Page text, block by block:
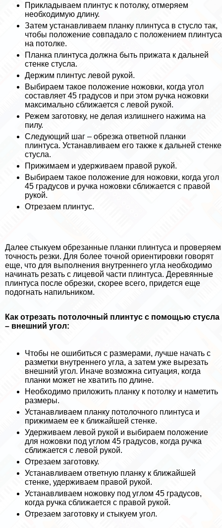
Прикладываем плинтус к потолку, отмеряем
необходимую длину.
Затем устанавливаем планку плинтуса в стусло так,
чтобы положение совпадало с положением плинтуса
на потолке.
Планка плинтуса должна быть прижата к дальней
стенке стусла.
Держим плинтус левой рукой.
Выбираем такое положение ножовки, когда угол
составляет 45 градусов и при этом ручка ножовки
максимально сближается с левой рукой.
Режем заготовку, не делая излишнего нажима на
пилу.
Следующий шаг – обрезка ответной планки
плинтуса. Устанавливаем его также к дальней стенке
стусла.
Прижимаем и удерживаем правой рукой.
Выбираем такое положение для ножовки, когда угол
45 градусов и ручка ножовки сближается с правой
рукой.
Отрезаем плинтус.
Далее стыкуем обрезанные планки плинтуса и проверяем
точность резки. Для более точной ориентировки говорят
еще, что для выполнения внутреннего угла необходимо
начинать резать с лицевой части плинтуса. Деревянные
плинтуса после обрезки, скорее всего, придется еще
подогнать напильником.
Как отрезать потолочный плинтус с помощью стусла
– внешний угол:
Чтобы не ошибиться с размерами, лучше начать с
разметки внутреннего угла, а затем уже вырезать
внешний угол. Иначе возможна ситуация, когда
планки может не хватить по длине.
Необходимо приложить планку к потолку и наметить
размеры.
Устанавливаем планку потолочного плинтуса и
прижимаем ее к ближайшей стенке.
Удерживаем левой рукой и выбираем положение
для ножовки под углом 45 градусов, когда ручка
сближается с левой рукой.
Отрезаем заготовку.
Устанавливаем ответную планку к ближайшей
стенке, удерживаем правой рукой.
Устанавливаем ножовку под углом 45 градусов,
когда ручка сближается с правой рукой.
Отрезаем заготовку и стыкуем угол.